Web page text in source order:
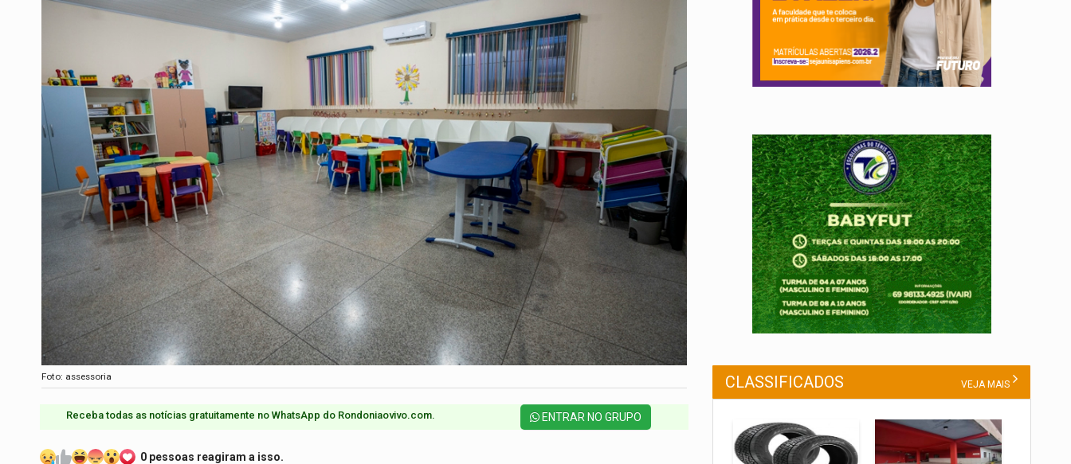
Foto: assessoria
Receba todas as notícias gratuitamente no WhatsApp do Rondoniaovivo.com.​ ENTRAR NO GRUPO
0 pessoas reagiram a isso.
CLASSIFICADOS VEJA MAIS